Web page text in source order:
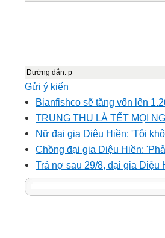
Đường dẫn: p
Gửi ý kiến
Bianfishco sẽ tăng vốn lên
TRUNG THU LÀ TẾT MỌI
Nữ đại gia Diệu Hiền: 'Tôi
Chồng đại gia Diệu Hiền:
Trả nợ sau 29/8, đại gia Diệu